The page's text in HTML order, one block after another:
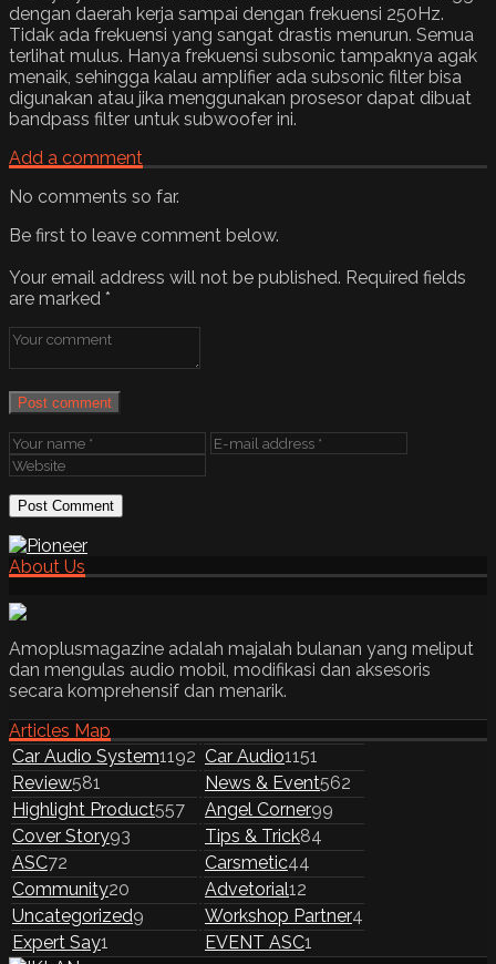
dengan daerah kerja sampai dengan frekuensi 250Hz.
Tidak ada frekuensi yang sangat drastis menurun. Semua
terlihat mulus. Hanya frekuensi subsonic tampaknya agak
menaik, sehingga kalau amplifier ada subsonic filter bisa
digunakan atau jika menggunakan prosesor dapat dibuat
bandpass filter untuk subwoofer ini.
Add a comment
No comments so far.
Be first to leave comment below.
Your email address will not be published. Required fields
are marked *
Post comment
About Us
Amoplusmagazine adalah majalah bulanan yang meliput
dan mengulas audio mobil, modifikasi dan aksesoris
secara komprehensif dan menarik.
Articles Map
Car Audio System1192 Car Audio1151
Review581 News & Event562
Highlight Product557 Angel Corner99
Cover Story93 Tips & Trick84
ASC72 Carsmetic44
Community20 Advetorial12
Uncategorized9 Workshop Partner4
Expert Say1 EVENT ASC1